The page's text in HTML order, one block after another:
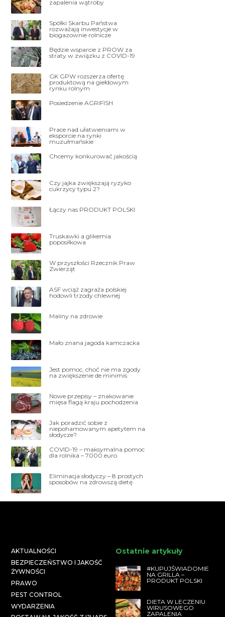
zapalenia wątroby
Spółki Skarbu Państwa
rozważają inwestycje w
biogazownie rolnicze
Będzie wsparcie z PROW za
straty w związku z COVID-19
GK GPW rozszerza ofertę
produktową na giełdowym
rynku rolnym
Posiedzenie AGRIFISH
Prace nad ułatwieniami w
eksporcie na rynki
muzułmańskie
Chcemy konkurować jakością
Czy jajka zwiększają ryzyko
cukrzycy typu 2?
Łączy nas PRODUKT POLSKI
Truskawki a glikemia
poposiłkowa
W przyszłości Rzecznik Praw
Zwierząt
ASF wciąż zagraża polskiej
hodowli trzody chlewnej
Maliny na zdrowie
Mało znana jagoda kamczacka
Jest pomoc, choć nie ma zgody
na zwiększenie de minimis
Nowe przepisy – znakowanie
mięsa flagą kraju pochodzenia
Jak poradzić sobie z
niepohamowanym apetytem na
słodycze?
COVID-19 – maksymalna pomoc
dla rolnika – 7000 euro
Eliminacja słodyczy – 8 prostych
sposobów na zdrowszą dietę
AKTUALNOŚCI
BEZPIECZEŃSTWO I JAKOŚĆ
ŻYWNOŚCI
PRAWO
PEST CONTROL
WYDARZENIA
Ostatnie artykuły
#KUPUJŚWIADOMIE
NA GRILLA –
PRODUKT POLSKI
DIETA W LECZENIU
WIRUSOWEGO
ZAPALENIA